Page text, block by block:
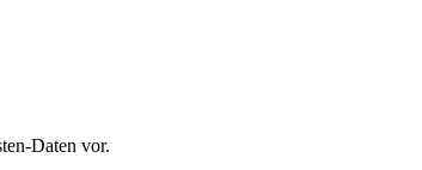
Daten vor.